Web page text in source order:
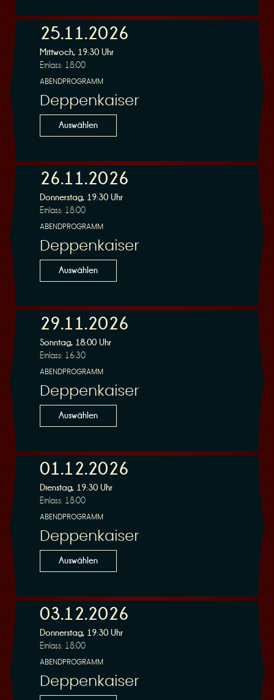
n
g
25.11.2026
Mittwoch, 19:30 Uhr
Einlass: 18:00
ABENDPROGRAMM
Deppenkaiser
Auswählen
26.11.2026
Donnerstag, 19:30 Uhr
Einlass: 18:00
ABENDPROGRAMM
Deppenkaiser
Auswählen
29.11.2026
Sonntag, 18:00 Uhr
Einlass: 16:30
ABENDPROGRAMM
Deppenkaiser
Auswählen
01.12.2026
Dienstag, 19:30 Uhr
Einlass: 18:00
ABENDPROGRAMM
Deppenkaiser
Auswählen
03.12.2026
Donnerstag, 19:30 Uhr
Einlass: 18:00
ABENDPROGRAMM
Deppenkaiser